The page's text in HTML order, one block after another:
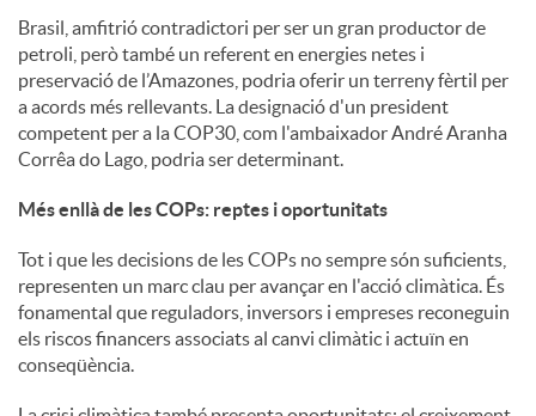
Brasil, amfitrió contradictori per ser un gran productor de
petroli, però també un referent en energies netes i
preservació de l’Amazones, podria oferir un terreny fèrtil per
a acords més rellevants. La designació d'un president
competent per a la COP30, com l'ambaixador André Aranha
Corrêa do Lago, podria ser determinant.
Més enllà de les COPs: reptes i oportunitats
Tot i que les decisions de les COPs no sempre són suficients,
representen un marc clau per avançar en l'acció climàtica. És
fonamental que reguladors, inversors i empreses reconeguin
els riscos financers associats al canvi climàtic i actuïn en
conseqüència.